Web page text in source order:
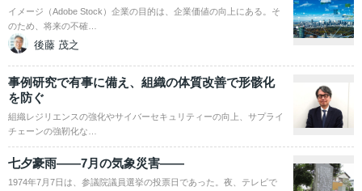
イメージ（Adobe Stock）企業の目的は、企業価値の向上にある。そ
のため、将来の不確…
後藤 茂之
事例研究で有事に備え、組織の体質改善で形骸化
を防ぐ
組織レジリエンスの強化やサイバーセキュリティーの向上、サプライ
チェーンの強靭化な…
七夕豪雨――7月の気象災害――
1974年7月7日は、参議院議員選挙の投票日であった。夜、テレビで